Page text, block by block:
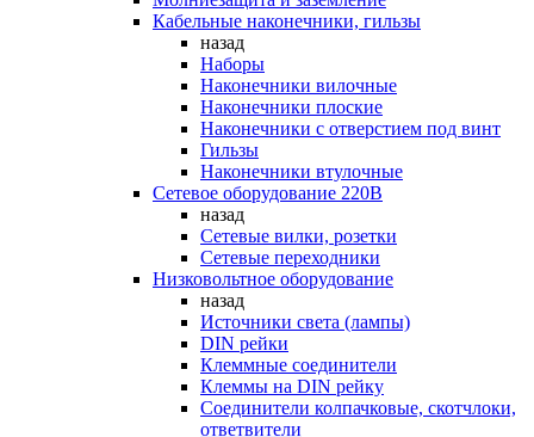
Кабельные наконечники, гильзы
назад
Наборы
Наконечники вилочные
Наконечники плоские
Наконечники с отверстием под винт
Гильзы
Наконечники втулочные
Сетевое оборудование 220В
назад
Сетевые вилки, розетки
Сетевые переходники
Низковольтное оборудование
назад
Источники света (лампы)
DIN рейки
Клеммные соединители
Клеммы на DIN рейку
Соединители колпачковые, скотчлоки,
ответвители